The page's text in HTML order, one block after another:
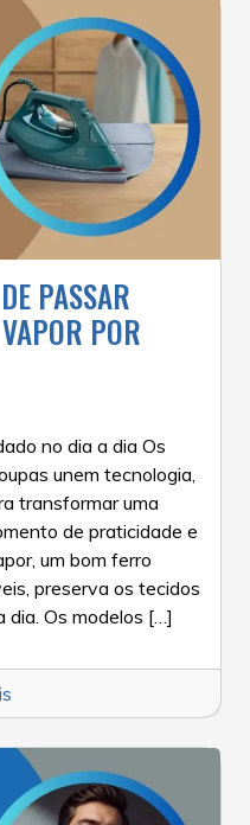
PASSAR
POR
no dia a dia Os
unem tecnologia,
transformar uma
de praticidade e
um bom ferro
preserva os tecidos
dia. Os modelos […]